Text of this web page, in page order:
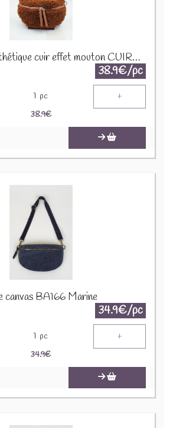
Sac banane synthétique cuir effet mouton CUIR-IT-876-3 Marron
38.9€/pc
1 pc +
38.9€
canvas BA166 Marine
34.9€/pc
1 pc +
34.9€